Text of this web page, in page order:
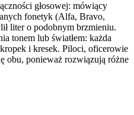
głosowej: mówiący
fonetyk (Alfa, Bravo,
liter o podobnym brzmieniu.
tonem lub światłem: każda
i kresek. Piloci, oficerowie
obu, ponieważ rozwiązują różne